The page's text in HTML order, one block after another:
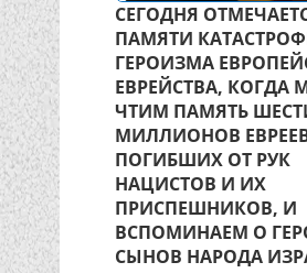
СЕГОДНЯ
ПАМЯТИ
ГЕРОИЗМА
ЕВРЕЙСТВА, КОГДА
ЧТИМ ПАМЯТЬ
МИЛЛИОНОВ
ПОГИБШИХ ОТ РУК
НАЦИСТОВ И ИХ
ПРИСПЕШНИКОВ, И
ВСПОМИНАЕМ О
СЫНОВ НАРОДА